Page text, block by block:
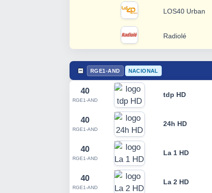
LOS40 Urban
Radiolé
RGE1-AND NACIONAL
40
RGE1-AND
tdp HD
40
RGE1-AND
24h HD
40
RGE1-AND
La 1 HD
40
RGE1-AND
La 2 HD